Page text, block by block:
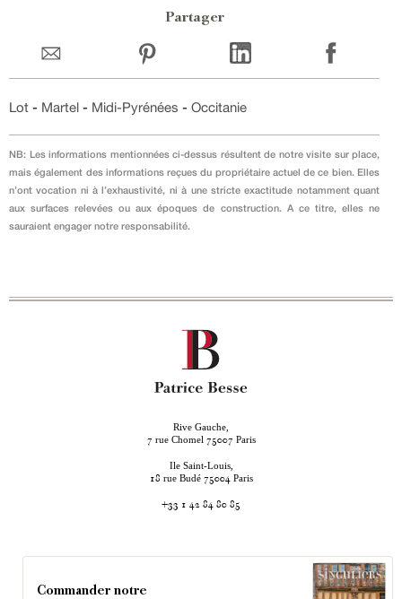
Partager
Lot - Martel - Midi-Pyrénées - Occitanie
NB: Les informations mentionnées ci-dessus résultent de notre visite sur place,
mais également des informations reçues du propriétaire actuel de ce bien. Elles
n’ont vocation ni à l’exhaustivité, ni à une stricte exactitude notamment quant
aux surfaces relevées ou aux époques de construction. A ce titre, elles ne
sauraient engager notre responsabilité.
Rive Gauche,
7 rue Chomel 75007 Paris
Ile Saint-Louis,
18 rue Budé 75004 Paris
+33 1 42 84 80 85
Commander notre